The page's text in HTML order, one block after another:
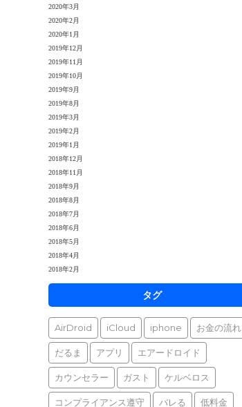
2020年3月
2020年2月
2020年1月
2019年12月
2019年11月
2019年10月
2019年9月
2019年8月
2019年3月
2019年2月
2019年1月
2018年12月
2018年11月
2018年9月
2018年8月
2018年7月
2018年6月
2018年5月
2018年4月
2018年2月
タグ
AirDroid iCloud iphone お金の流れ
だるま アプリ エアードロイド
カウンセラー ガスト ケルベロス
コンプライアンス遵守 バレる 低料金